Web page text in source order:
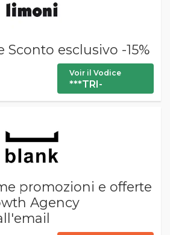
Sconto esclusivo -15%
Voir il Vodice
***TRI-
promozioni e offerte
Agency